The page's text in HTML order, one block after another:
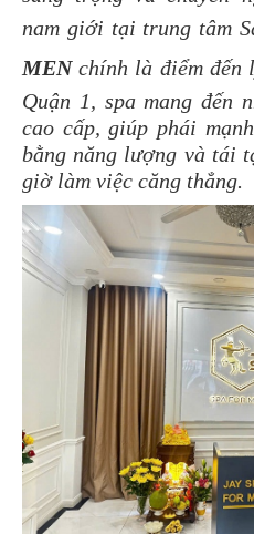
nam giới tại trung tâm
MENchính là điểm đến
Quận 1, spa mang đến
cao cấp, giúp phái
bằng năng lượng và tái
giờ làm việc căng thẳng.